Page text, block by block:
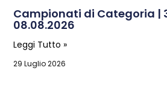
Campionati di Categoria |
08.08.2026
Leggi Tutto »
29 Luglio 2026